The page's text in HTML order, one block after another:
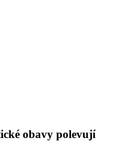
obavy polevují